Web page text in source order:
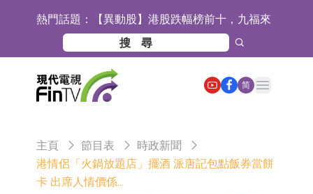
熱門話題： 【異動股】港股跌幅榜前十，九福來
(08611.HK)跌21.43%，天瑞汽車内飾
(06162.HK)跌18.44%
【異動股】港股漲幅榜前十，佳明集
團控股(01271.HK)漲+78.22%，拿森
科技(02261.HK)漲+64.11%
斯迪克：公司為國內摺疊屏核心功能
材料供應商
恒瑞醫藥：公司已在中國獲批上市26
目標客戶的測試認證
上期所：7月份對11個實際控制關系
賬戶組採取限制開倉的監管措施
特發服務：成功中標嗶哩嗶哩上海濱
简
Open main menu
主頁 節目表
時政新聞
港情侶「火鍋放題店」擺酒 派唐記包點飯券當餅
卡 出席人情價係...